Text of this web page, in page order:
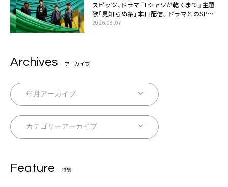
スピッツ、ドラマ『Tシャツが乾くまで』主題
歌「見知らぬ糸」本日配信。ドラマとのSPコ
ラボムービー公開も
2026.08.07
Archives アーカイブ
Feature 特集